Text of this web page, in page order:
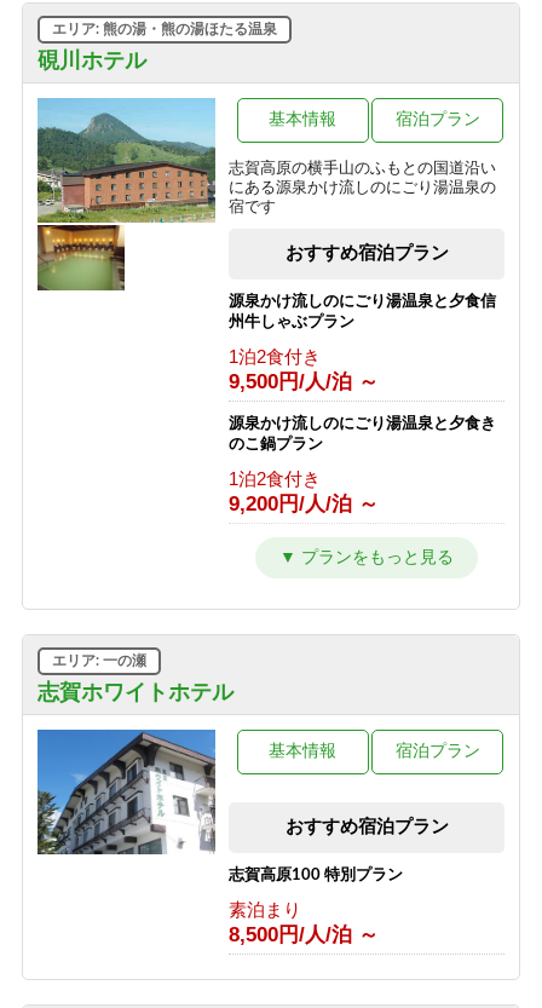
10,445円/人/泊 ～
フト券無料♪
1泊2食付き
16,845円/人/泊 ～
家族でわいわい和洋室確約！1泊２
1泊2食付き
17,100円/人/泊 ～
予約即お支払い！キャンセル不可だか
ら超お得！1泊2食付き フリープラン
12,700円/人/泊 ～
硯川ホテル
エリア: 熊の湯・熊の湯ほたる温泉
志賀高原の横手山のふもとの国道沿い
にある源泉かけ流しのにごり湯温泉の
宿です
基本情報 宿泊プラン
おすすめ宿泊プラン
源泉かけ流しのにごり湯温泉と夕食信
州牛しゃぶプラン
1泊2食付き
9,500円/人/泊 ～
源泉かけ流しのにごり湯温泉と夕食き
のこ鍋プラン
1泊2食付き
9,200円/人/泊 ～
源泉かけ流しのにごり湯温泉とカニ鍋
グラスワインorグラスジュース付き、
1泊2食付き
9,500円/人/泊 ～
グラスワインorグラスジュース付き、
1泊2食付き
9,600円/人/泊 ～
源泉かけ流しのにごり湯温泉と夕食時
志賀ホワイトホテル
エリア: 一の瀬
基本情報 宿泊プラン
おすすめ宿泊プラン
志賀高原100 特別プラン
素泊まり
8,500円/人/泊 ～